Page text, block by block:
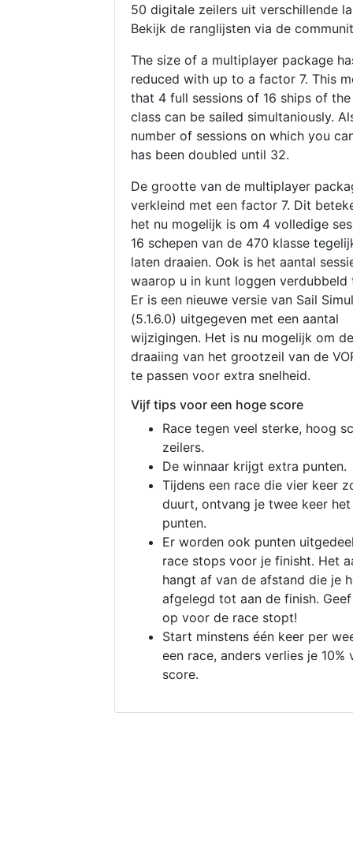
50 digitale zeilers uit verschillende
Bekijk de ranglijsten via de
The size of a multiplayer package
reduced with up to a factor 7. This
that 4 full sessions of 16 ships of
class can be sailed simultaniously.
number of sessions on which you
has been doubled until 32.
De grootte van de multiplayer
verkleind met een factor 7. Dit
het nu mogelijk is om 4 volledige
16 schepen van de 470 klasse
laten draaien. Ook is het aantal
waarop u in kunt loggen verdubbeld
Er is een nieuwe versie van Sail
(5.1.6.0) uitgegeven met een aantal
wijzigingen. Het is nu mogelijk om de
draaiing van het grootzeil van de
te passen voor extra snelheid.
Vijf tips voor een hoge score
Race tegen veel sterke, hoog
zeilers.
De winnaar krijgt extra punten.
Tijdens een race die vier keer
duurt, ontvang je twee keer
punten.
Er worden ook punten
race stops voor je finisht. Het
hangt af van de afstand die je
afgelegd tot aan de finish.
op voor de race stopt!
Start minstens één keer per
een race, anders verlies je 10%
score.